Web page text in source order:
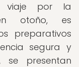
viaje por la
otoño, es
preparativos
segura y
se presentan